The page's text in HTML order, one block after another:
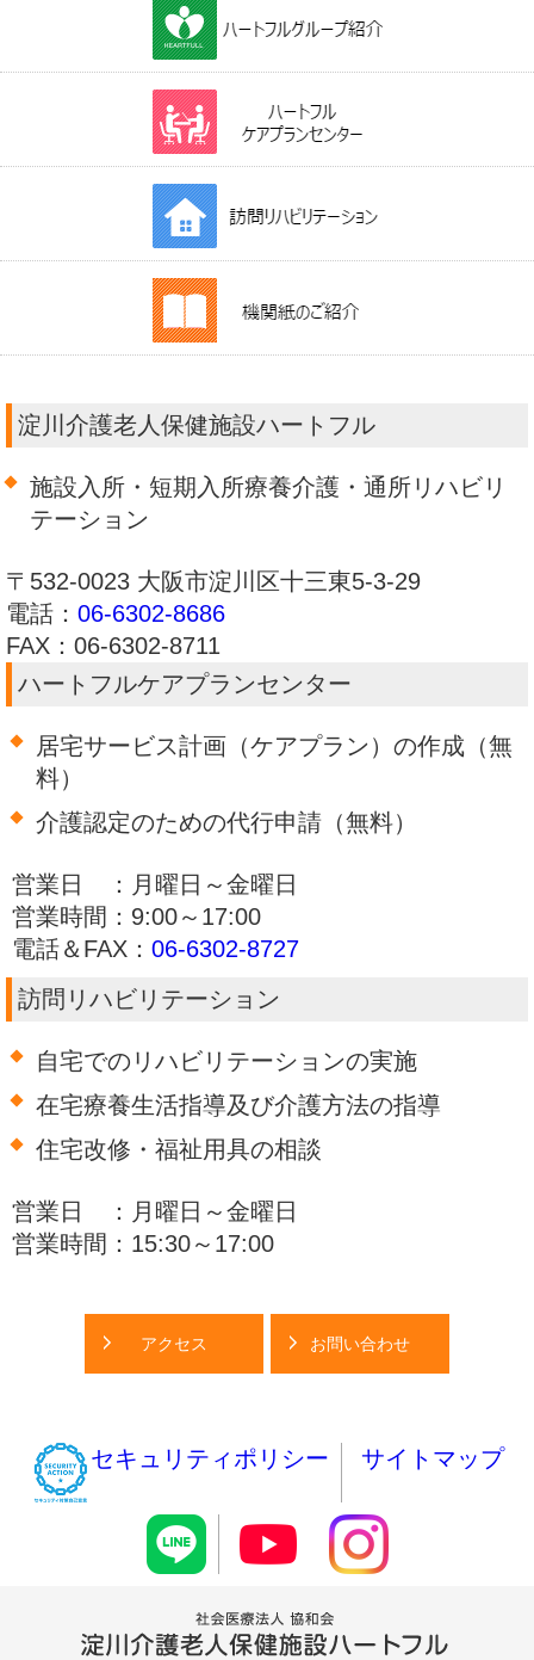
淀川介護老人保健施設ハートフル
施設入所・短期入所療養介護・通所リハビリ
テーション
〒532-0023 大阪市淀川区十三東5-3-29
電話： 06-6302-8686
FAX：06-6302-8711
ハートフルケアプランセンター
居宅サービス計画（ケアプラン）の作成（無
料）
介護認定のための代行申請（無料）
営業日 ：月曜日～金曜日
営業時間：9:00～17:00
電話＆FAX： 06-6302-8727
訪問リハビリテーション
自宅でのリハビリテーションの実施
在宅療養生活指導及び介護方法の指導
住宅改修・福祉用具の相談
営業日 ：月曜日～金曜日
営業時間：15:30～17:00
アクセス お問い合わせ
セキュリティポリシー サイトマップ